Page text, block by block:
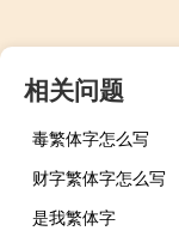
相关问题
毒繁体字怎么写
财字繁体字怎么写
是我繁体字